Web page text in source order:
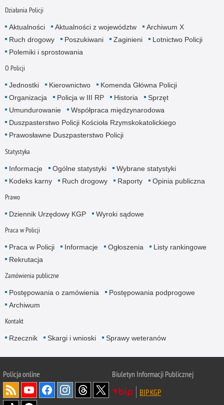
Działania Policji
Aktualności Aktualności z województw
Archiwum X
Ruch drogowy
Poszukiwani Zaginieni
Lotnictwo Policji
Polemiki i sprostowania
O Policji
Jednostki Kierownictwo
Komenda Główna Policji
Organizacja
Policja w III RP Historia
Sprzęt
Umundurowanie
Współpraca międzynarodowa
Duszpasterstwo Policji Kościoła Rzymskokatolickiego
Prawosławne Duszpasterstwo Policji
Statystyka
Informacje Ogólne statystyki
Wybrane statystyki
Kodeks karny
Ruch drogowy Raporty Opinia publiczna
Prawo
Dziennik Urzędowy KGP Wyroki sądowe
Praca w Policji
Praca w Policji Informacje Ogłoszenia
Listy rankingowe
Rekrutacja
Zamówienia publiczne
Postępowania o zamówienia
Postępowania podprogowe
Archiwum
Kontakt
Rzecznik Skargi i wnioski Sprawy weteranów
Policjaonline
Biuletyn Informacji Publicznej
BIP KGP